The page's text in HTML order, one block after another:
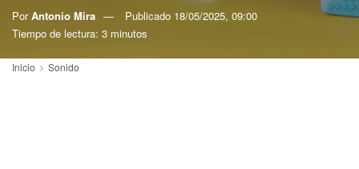
Por Antonio Mira Publicado 18/05/2025, 09:00
Tiempo de lectura: 3 minutos
Inicio Sonido